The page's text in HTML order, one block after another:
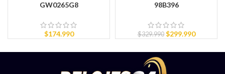
GW0265G8
$174.990
98B396
$329.990 $299.990